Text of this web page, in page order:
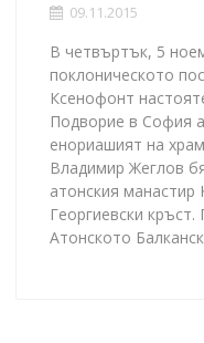
09.11.2015
В четвъртък, 5
поклоническото
Ксенофонт
Подворие в София
енориашият на
Владимир Жеглов
атонския
Георгиевски
Атонското